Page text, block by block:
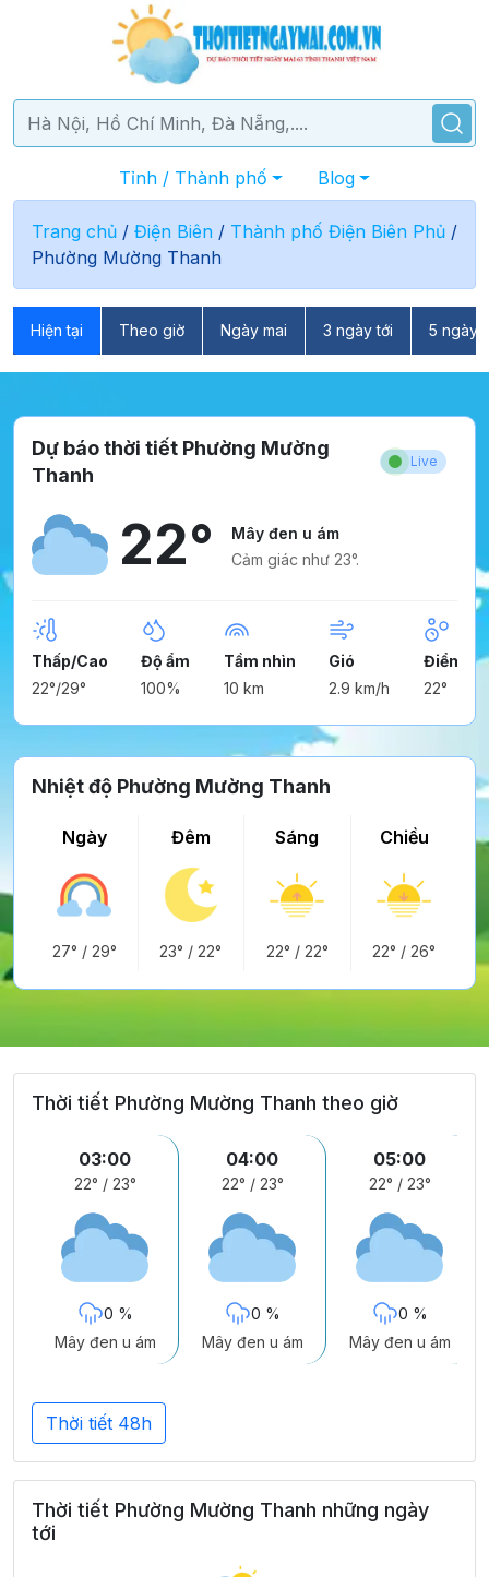
Tỉnh / Thành phố Blog
Trang chủ / Điện Biên / Thành phố Điện Biên Phủ /
Phường Mường Thanh
Hiện tại Theo giờ Ngày mai 3 ngày tới 5 ngày
Dự báo thời tiết Phường Mường
Thanh
Live
22°
Mây đen u ám
Cảm giác như 23°.
Thấp/Cao
22°/29°
Độ ẩm
100%
Tầm nhìn
10 km
Gió
2.9 km/h
Điểm
22°
Nhiệt độ Phường Mường Thanh
Ngày
27° / 29°
Đêm
23° /22°
Sáng
22° / 22°
Chiều
22° /26°
Thời tiết Phường Mường Thanh theo giờ
03:00
22° / 23°
0 %
Mây đen u ám
04:00
22° / 23°
0 %
Mây đen u ám
05:00
22° / 23°
0 %
Mây đen u ám
Thời tiết 48h
Thời tiết Phường Mường Thanh những ngày
tới